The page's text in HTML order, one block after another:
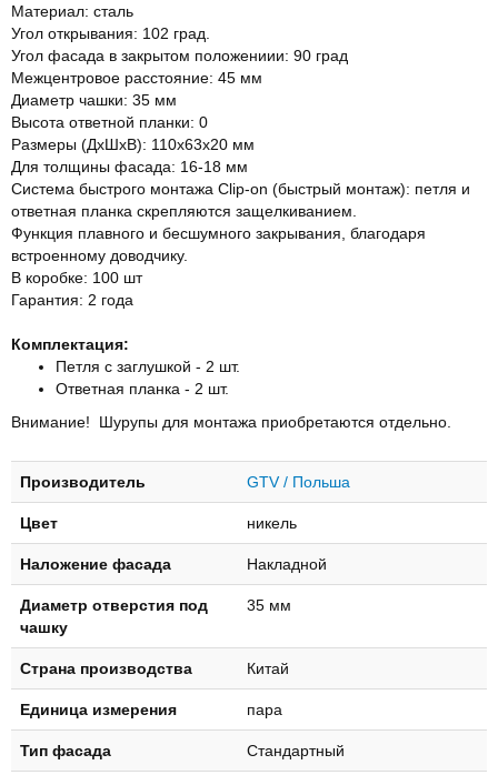
Материал: сталь
Угол открывания: 102 град.
Угол фасада в закрытом положениии: 90 град
Межцентровое расстояние: 45 мм
Диаметр чашки: 35 мм
Высота ответной планки: 0
Размеры (ДхШхВ): 110х63х20 мм
Для толщины фасада: 16-18 мм
Система быстрого монтажа Clip-on (быстрый монтаж): петля и
ответная планка скрепляются защелкиванием.
Функция плавного и бесшумного закрывания, благодаря
встроенному доводчику.
В коробке: 100 шт
Гарантия: 2 года
Комплектация:
Петля с заглушкой - 2 шт.
Ответная планка - 2 шт.
Внимание! Шурупы для монтажа приобретаются отдельно.
Производитель GTV / Польша
Цвет никель
Наложение фасада Накладной
Диаметр отверстия под
чашку
35 мм
Страна производства Китай
Единица измерения пара
Тип фасада Стандартный